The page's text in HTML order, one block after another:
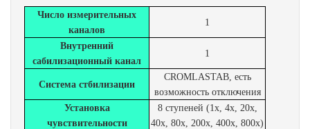
Число измерительных
каналов
1
Внутренний
сабилизационный канал
1
Система стбилизации
CROMLASTAB, есть
возможность отключения
Установка
чувствительности
8 ступеней (1x, 4x, 20x,
40x, 80x, 200x, 400x, 800x)